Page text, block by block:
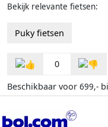
Bekijk relevante fietsen:
Puky fietsen
0
Beschikbaar voor 699,-